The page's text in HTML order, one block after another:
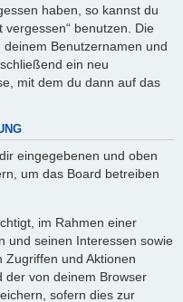
haben, so kannst du
vergessen“ benutzen. Die
Benutzernamen und
ein neu
mit dem du dann auf das
eingegebenen und oben
um das Board betreiben
im Rahmen einer
und seinen Interessen sowie
Zugriffen und Aktionen
der von deinem Browser
sofern dies zur